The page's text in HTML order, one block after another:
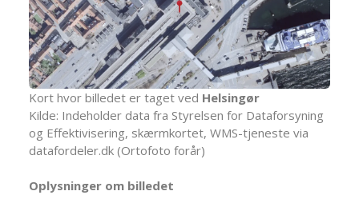
Kort hvor billedet er taget ved Helsingør
Kilde: Indeholder data fra Styrelsen for Dataforsyning
og Effektivisering, skærmkortet, WMS-tjeneste via
datafordeler.dk (Ortofoto forår)
Oplysninger om billedet